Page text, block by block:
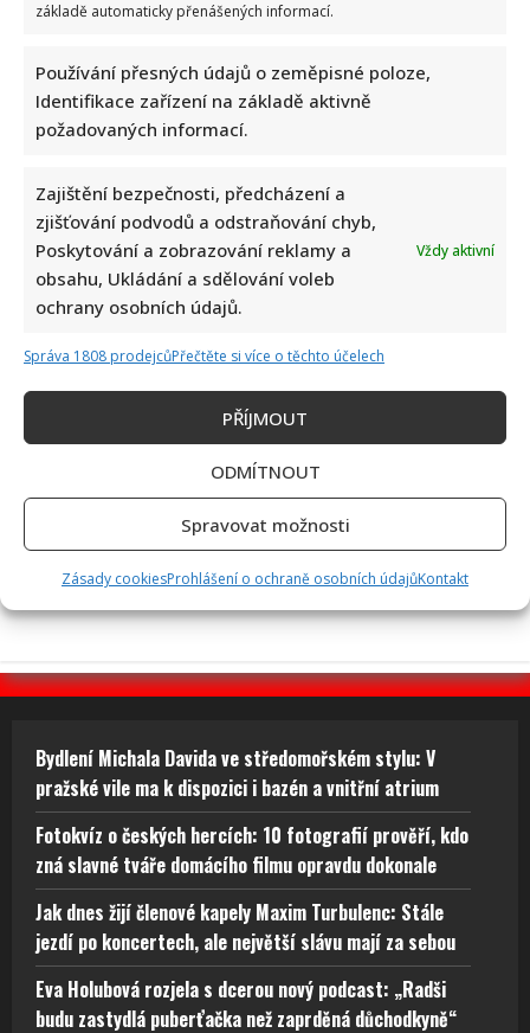
základě automaticky přenášených informací.
Používání přesných údajů o zeměpisné poloze,
Identifikace zařízení na základě aktivně
požadovaných informací.
Zajištění bezpečnosti, předcházení a
zjišťování podvodů a odstraňování chyb,
Poskytování a zobrazování reklamy a
obsahu, Ukládání a sdělování voleb
ochrany osobních údajů.
Vždy aktivní
Správa 1808 prodejcůPřečtěte si více o těchto účelech
PŘÍJMOUT
ODMÍTNOUT
Spravovat možnosti
Zásady cookiesProhlášení o ochraně osobních údajůKontakt
koncertech, ale největší slávu mají za sebou
Eva Holubová rozjela s dcerou nový podcast: „Radši budu
zastydlá puberťačka než zaprděná důchodkyně“
50 let od nehody Nikiho Laudy: Z hořícího Ferrari do dalšího
závodu za pouhých 42 dní
Bydlení Michala Davida ve středomořském stylu: V
pražské vile ma k dispozici i bazén a vnitřní atrium
Fotokvíz o českých hercích: 10 fotografií prověří, kdo
zná slavné tváře domácího filmu opravdu dokonale
Jak dnes žijí členové kapely Maxim Turbulenc: Stále
jezdí po koncertech, ale největší slávu mají za sebou
Eva Holubová rozjela s dcerou nový podcast: „Radši
budu zastydlá puberťačka než zaprděná důchodkyně“